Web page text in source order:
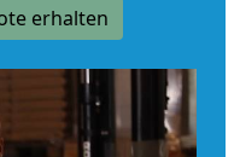
erhalten